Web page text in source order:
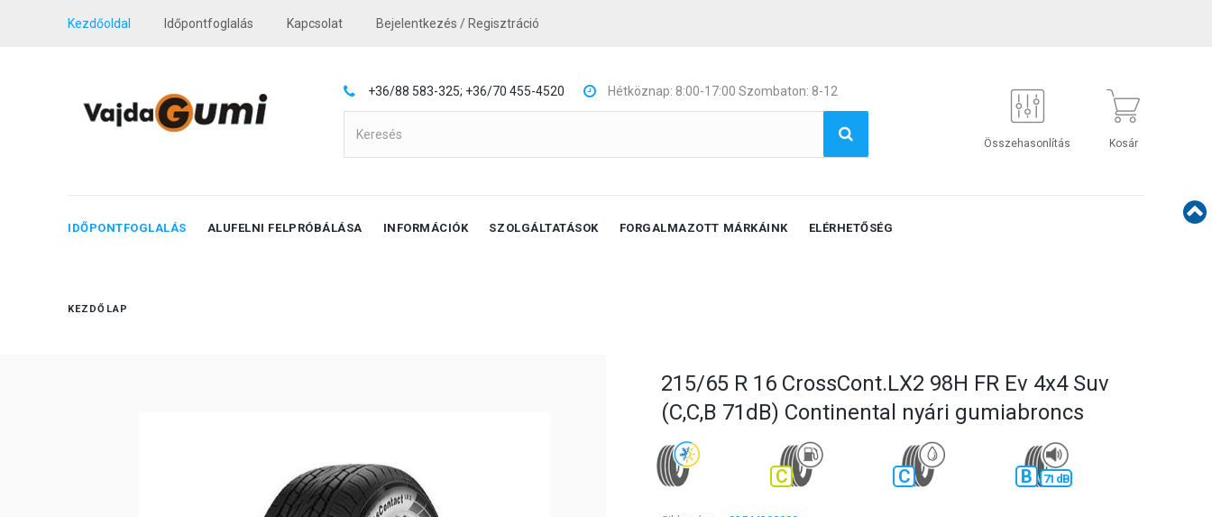
Kezdőoldal Időpontfoglalás Kapcsolat Bejelentkezés / Regisztráció
+36/88 583-325; +36/70 455-4520 Hétköznap: 8:00-17:00 Szombaton: 8-12
Összehasonlítás Kosár
IDŐPONTFOGLALÁS ALUFELNI FELPRÓBÁLÁSA INFORMÁCIÓK SZOLGÁLTATÁSOK FORGALMAZOTT MÁRKÁINK ELÉRHETŐSÉG
KEZDŐLAP
215/65 R 16 CrossCont.LX2 98H FR Ev 4x4 Suv
(C,C,B 71dB) Continental nyári gumiabroncs
C C B 71 dB